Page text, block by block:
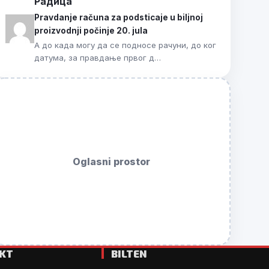
Pravdanje računa za podsticaje u biljnoj
proizvodnji počinje 20. jula
А до када могу да се подносе рачуни, до ког
датума, за правдање првог д…
Oglasni prostor
BILTEN